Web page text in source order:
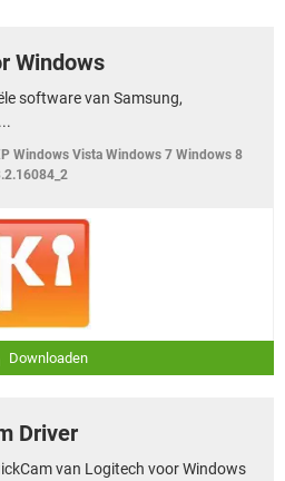
Windows
software van Samsung,
Windows Vista Windows 7 Windows 8
Downloaden
Driver
van Logitech voor Windows